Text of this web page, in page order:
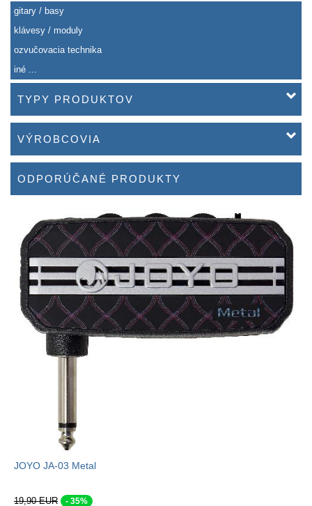
gitary / basy
klávesy / moduly
ozvučovacia technika
iné ...
TYPY PRODUKTOV
VÝROBCOVIA
ODPORÚČANÉ PRODUKTY
JOYO JA-03 Metal
19,90 EUR - 35%